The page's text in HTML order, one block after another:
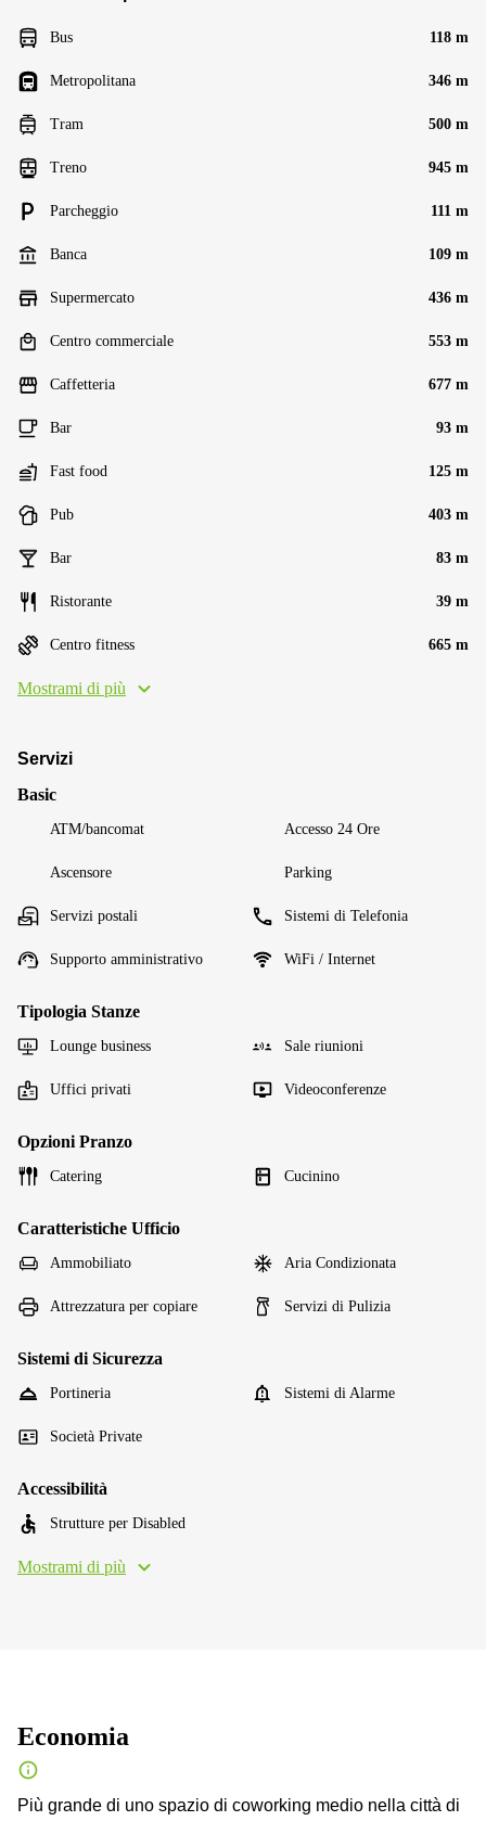
Bus 118 m
Metropolitana 346 m
Tram 500 m
Treno 945 m
Parcheggio 111 m
Banca 109 m
Supermercato 436 m
Centro commerciale 553 m
Caffetteria 677 m
Bar 93 m
Fast food 125 m
Pub 403 m
Bar 83 m
Ristorante 39 m
Centro fitness 665 m
Mostrami di più
Servizi
Basic
ATM/bancomat Accesso 24 Ore
Ascensore Parking
Servizi postali Sistemi di Telefonia
Supporto amministrativo WiFi / Internet
Tipologia Stanze
Lounge business Sale riunioni
Uffici privati Videoconferenze
Opzioni Pranzo
Catering Cucinino
Caratteristiche Ufficio
Ammobiliato Aria Condizionata
Attrezzatura per copiare Servizi di Pulizia
Sistemi di Sicurezza
Portineria Sistemi di Alarme
Società Private
Accessibilità
Strutture per Disabled
Mostrami di più
Economia
Più grande di uno spazio di coworking medio nella città di